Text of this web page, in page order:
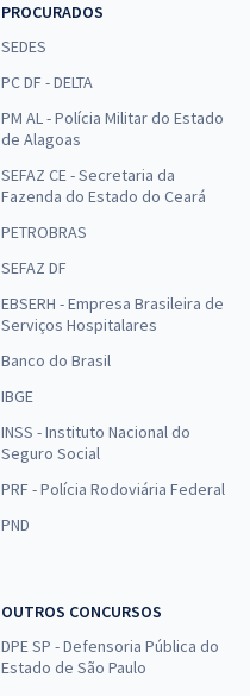
PROCURADOS
SEDES
PC DF - DELTA
PM AL - Polícia Militar do Estado
de Alagoas
SEFAZ CE - Secretaria da
Fazenda do Estado do Ceará
PETROBRAS
SEFAZ DF
EBSERH - Empresa Brasileira de
Serviços Hospitalares
Banco do Brasil
IBGE
INSS - Instituto Nacional do
Seguro Social
PRF - Polícia Rodoviária Federal
PND
OUTROS CONCURSOS
DPE SP - Defensoria Pública do
Estado de São Paulo